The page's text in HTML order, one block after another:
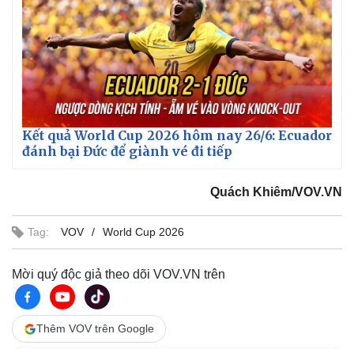
Kết quả World Cup 2026 hôm nay 26/6: Ecuador
đánh bại Đức để giành vé đi tiếp
Quách Khiêm/VOV.VN
Tag: VOV World Cup 2026
Mời quý độc giả theo dõi VOV.VN trên
Thêm VOV trên Google